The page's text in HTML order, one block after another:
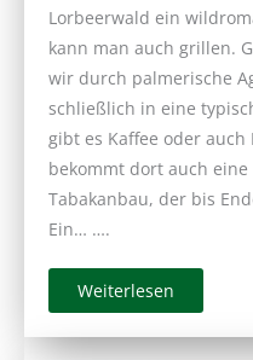
Lorbeerwald ein
kann man auch grillen.
wir durch palmerische
schließlich in eine
gibt es Kaffee oder
bekommt dort auch
Tabakanbau, der bis
Ein… ….
Weiterlesen